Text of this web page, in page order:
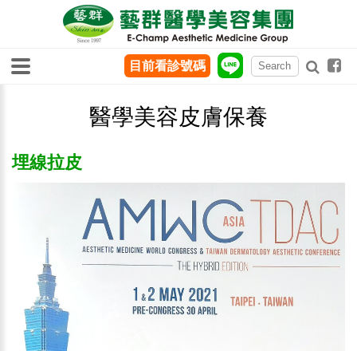
醫學美容皮膚保養
埋線拉皮
目前看診號碼